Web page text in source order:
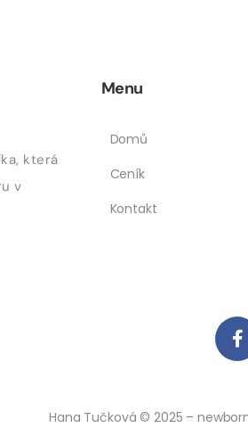
která
v
Menu
Domů
Ceník
Kontakt
Hana Tučková © 2025 –